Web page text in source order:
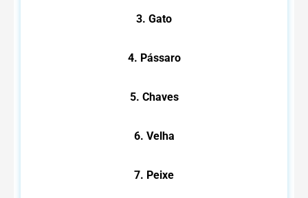
3. Gato
4. Pássaro
5. Chaves
6. Velha
7. Peixe